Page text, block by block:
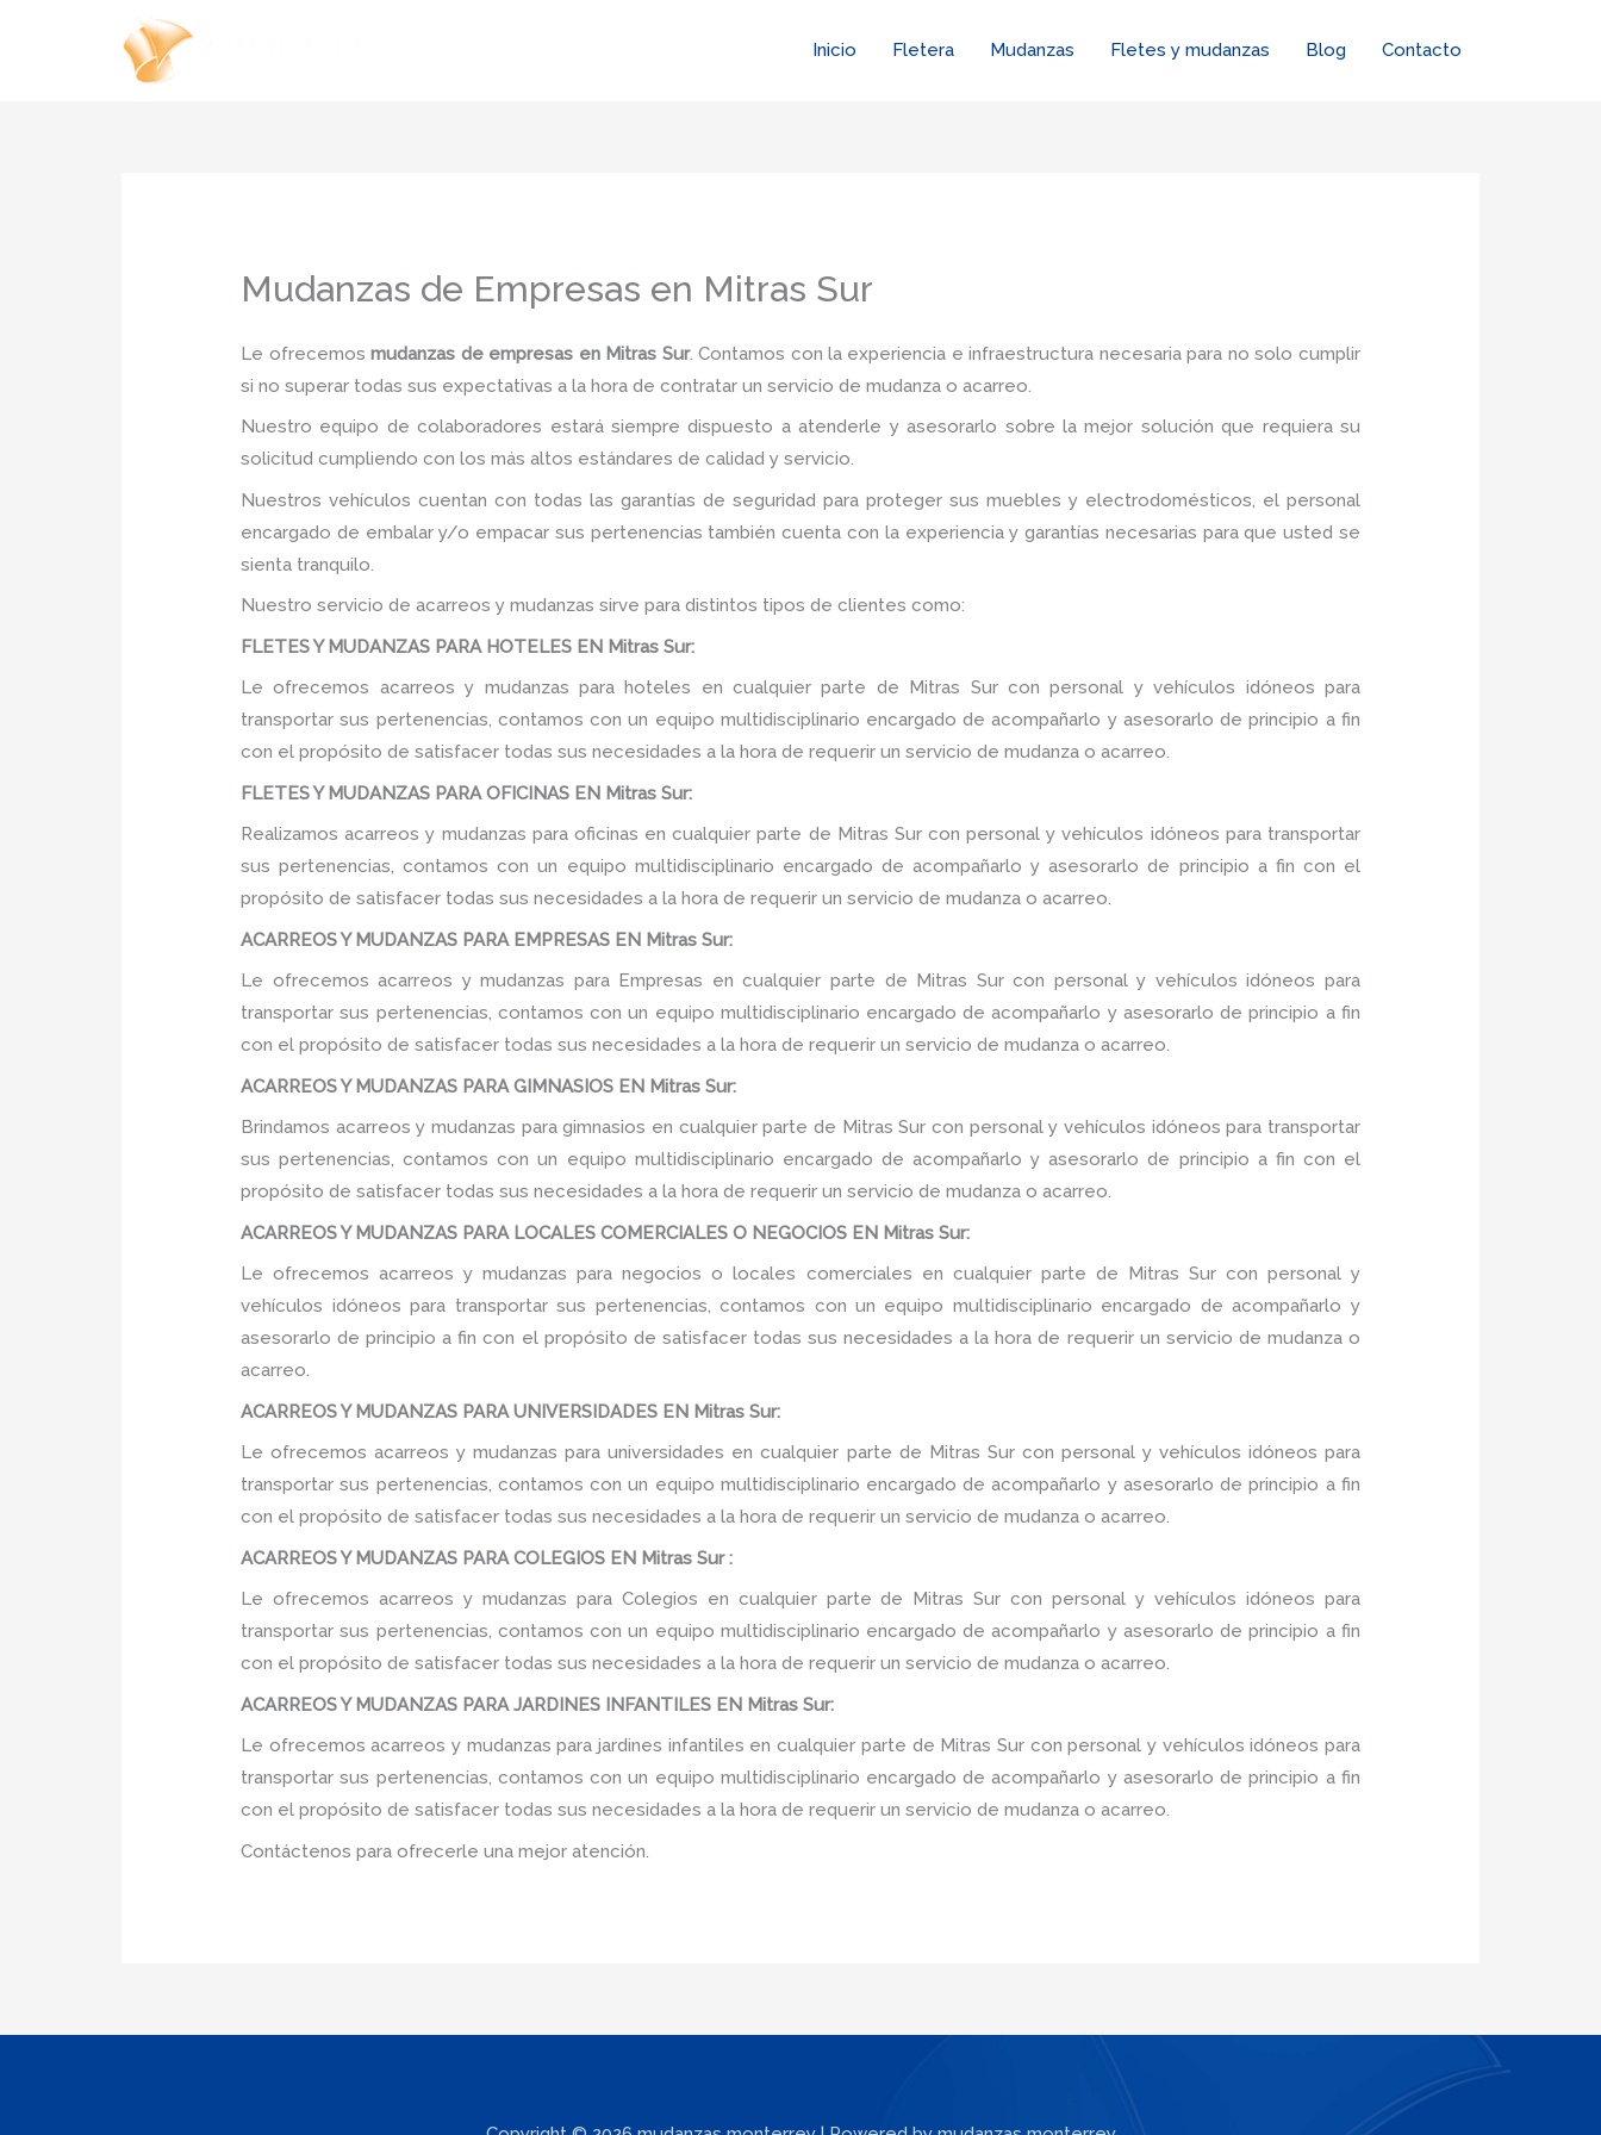
Inicio Fletera Mudanzas Fletes y mudanzas Blog Contacto
Mudanzas de Empresas en Mitras Sur
Le ofrecemos mudanzas de empresas en Mitras Sur. Contamos con la experiencia e infraestructura necesaria para no solo cumplir
si no superar todas sus expectativas a la hora de contratar un servicio de mudanza o acarreo.
Nuestro equipo de colaboradores estará siempre dispuesto a atenderle y asesorarlo sobre la mejor solución que requiera su
solicitud cumpliendo con los más altos estándares de calidad y servicio.
Nuestros vehículos cuentan con todas las garantías de seguridad para proteger sus muebles y electrodomésticos, el personal
encargado de embalar y/o empacar sus pertenencias también cuenta con la experiencia y garantías necesarias para que usted se
sienta tranquilo.
Nuestro servicio de acarreos y mudanzas sirve para distintos tipos de clientes como:
FLETES Y MUDANZAS PARA HOTELES EN Mitras Sur:
Le ofrecemos acarreos y mudanzas para hoteles en cualquier parte de Mitras Sur con personal y vehículos idóneos para
transportar sus pertenencias, contamos con un equipo multidisciplinario encargado de acompañarlo y asesorarlo de principio a fin
con el propósito de satisfacer todas sus necesidades a la hora de requerir un servicio de mudanza o acarreo.
FLETES Y MUDANZAS PARA OFICINAS EN Mitras Sur:
Realizamos acarreos y mudanzas para oficinas en cualquier parte de Mitras Sur con personal y vehículos idóneos para transportar
sus pertenencias, contamos con un equipo multidisciplinario encargado de acompañarlo y asesorarlo de principio a fin con el
propósito de satisfacer todas sus necesidades a la hora de requerir un servicio de mudanza o acarreo.
ACARREOS Y MUDANZAS PARA EMPRESAS EN Mitras Sur:
Le ofrecemos acarreos y mudanzas para Empresas en cualquier parte de Mitras Sur con personal y vehículos idóneos para
transportar sus pertenencias, contamos con un equipo multidisciplinario encargado de acompañarlo y asesorarlo de principio a fin
con el propósito de satisfacer todas sus necesidades a la hora de requerir un servicio de mudanza o acarreo.
ACARREOS Y MUDANZAS PARA GIMNASIOS EN Mitras Sur:
Brindamos acarreos y mudanzas para gimnasios en cualquier parte de Mitras Sur con personal y vehículos idóneos para transportar
sus pertenencias, contamos con un equipo multidisciplinario encargado de acompañarlo y asesorarlo de principio a fin con el
propósito de satisfacer todas sus necesidades a la hora de requerir un servicio de mudanza o acarreo.
ACARREOS Y MUDANZAS PARA LOCALES COMERCIALES O NEGOCIOS EN Mitras Sur:
Le ofrecemos acarreos y mudanzas para negocios o locales comerciales en cualquier parte de Mitras Sur con personal y
vehículos idóneos para transportar sus pertenencias, contamos con un equipo multidisciplinario encargado de acompañarlo y
asesorarlo de principio a fin con el propósito de satisfacer todas sus necesidades a la hora de requerir un servicio de mudanza o
acarreo.
ACARREOS Y MUDANZAS PARA UNIVERSIDADES EN Mitras Sur:
Le ofrecemos acarreos y mudanzas para universidades en cualquier parte de Mitras Sur con personal y vehículos idóneos para
transportar sus pertenencias, contamos con un equipo multidisciplinario encargado de acompañarlo y asesorarlo de principio a fin
con el propósito de satisfacer todas sus necesidades a la hora de requerir un servicio de mudanza o acarreo.
ACARREOS Y MUDANZAS PARA COLEGIOS EN Mitras Sur :
Le ofrecemos acarreos y mudanzas para Colegios en cualquier parte de Mitras Sur con personal y vehículos idóneos para
transportar sus pertenencias, contamos con un equipo multidisciplinario encargado de acompañarlo y asesorarlo de principio a fin
con el propósito de satisfacer todas sus necesidades a la hora de requerir un servicio de mudanza o acarreo.
ACARREOS Y MUDANZAS PARA JARDINES INFANTILES EN Mitras Sur:
Le ofrecemos acarreos y mudanzas para jardines infantiles en cualquier parte de Mitras Sur con personal y vehículos idóneos para
transportar sus pertenencias, contamos con un equipo multidisciplinario encargado de acompañarlo y asesorarlo de principio a fin
con el propósito de satisfacer todas sus necesidades a la hora de requerir un servicio de mudanza o acarreo.
Contáctenos para ofrecerle una mejor atención.